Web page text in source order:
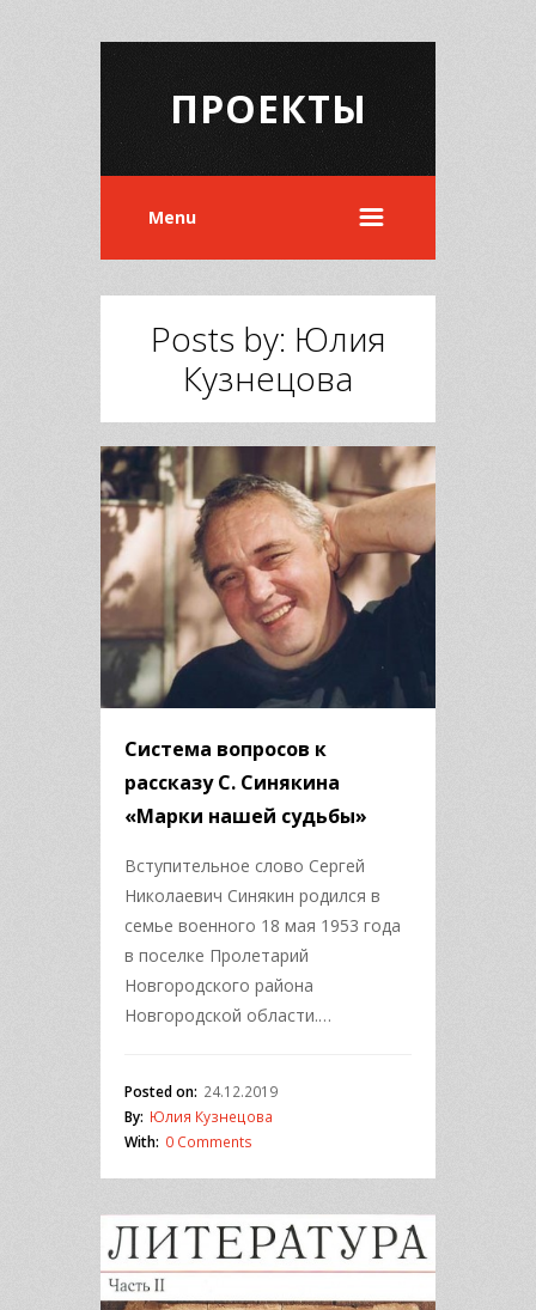
ПРОЕКТЫ
Menu
Posts by: Юлия
Кузнецова
Система вопросов к
рассказу С. Синякина
«Марки нашей судьбы»
Вступительное слово Сергей
Николаевич Синякин родился в
семье военного 18 мая 1953 года
в поселке Пролетарий
Новгородского района
Новгородской области.…
Posted on: 24.12.2019
By: Юлия Кузнецова
With: 0 Comments